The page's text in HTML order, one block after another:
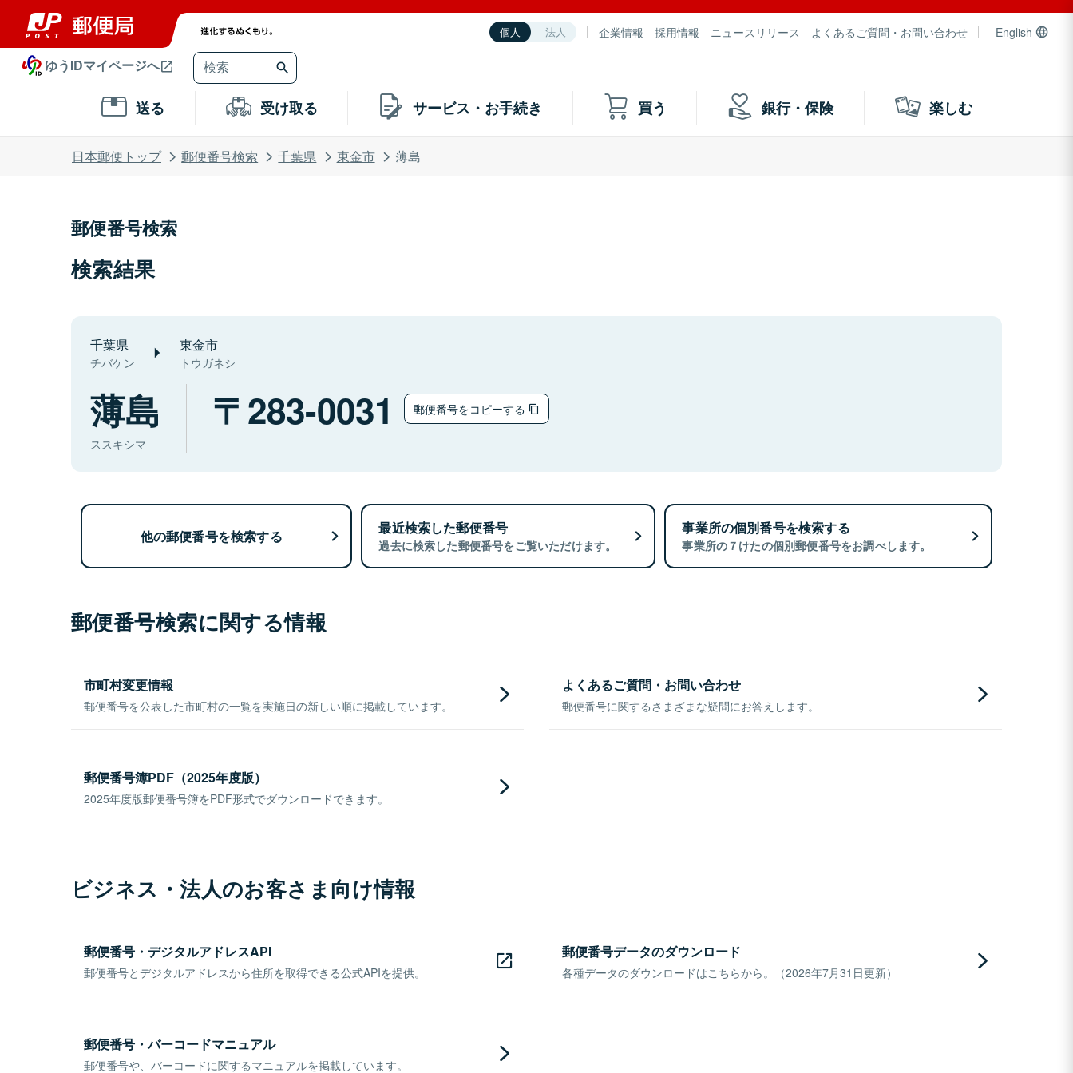
個人 法人 企業情報 採用情報 ニュースリリース よくあるご質問・お問い合わせ English
ゆうIDマイページへ
送る 受け取る サービス・お手続き 買う 銀行・保険 楽しむ
日本郵便トップ 郵便番号検索 千葉県 東金市 薄島
郵便番号検索
検索結果
千葉県
チバケン
東金市
トウガネシ
薄島
ススキシマ
283-0031 郵便番号をコピーする
他の郵便番号を検索する 最近検索した郵便番号
過去に検索した郵便番号をご覧いただけます。
事業所の個別番号を検索する
事業所の７けたの個別郵便番号をお調べします。
郵便番号検索に関する情報
市町村変更情報
郵便番号を公表した市町村の一覧を実施日の新しい順に掲載しています。
よくあるご質問・お問い合わせ
郵便番号に関するさまざまな疑問にお答えします。
郵便番号簿PDF（2025年度版）
2025年度版郵便番号簿をPDF形式でダウンロードできます。
ビジネス・法人のお客さま向け情報
郵便番号・デジタルアドレスAPI
郵便番号とデジタルアドレスから住所を取得できる公式APIを提供。
郵便番号データのダウンロード
各種データのダウンロードはこちらから。（2026年7月31日更新）
郵便番号・バーコードマニュアル
郵便番号や、バーコードに関するマニュアルを掲載しています。